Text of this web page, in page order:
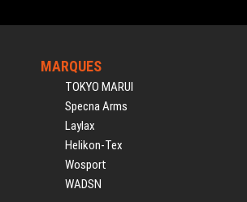
MARQUES
TOKYO MARUI
Specna Arms
Laylax
Helikon-Tex
Wosport
WADSN